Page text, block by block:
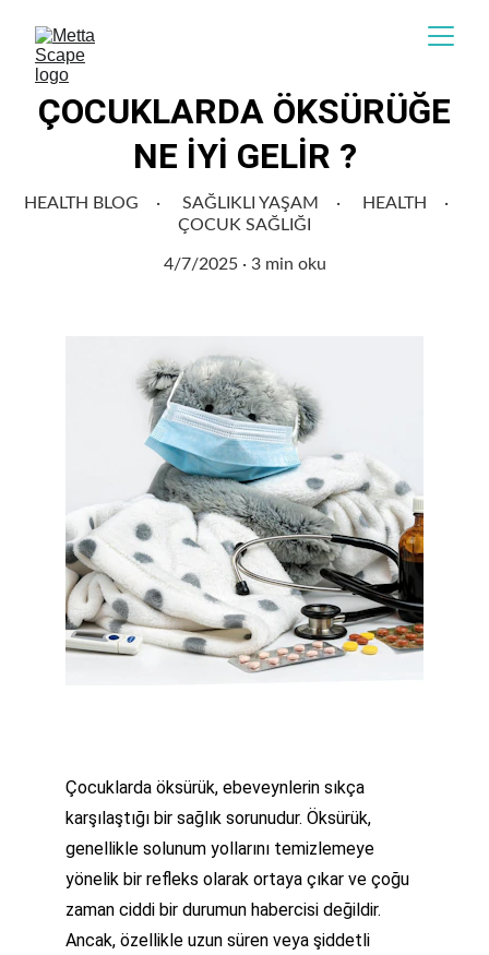
ÇOCUKLARDA ÖKSÜRÜĞE
NE İYİ GELİR ?
HEALTH BLOG SAĞLIKLI YAŞAM
HEALTH
ÇOCUK SAĞLIĞI
4/7/2025 3 min oku
Çocuklarda öksürük, ebeveynlerin sıkça
karşılaştığı bir sağlık sorunudur. Öksürük,
genellikle solunum yollarını temizlemeye
yönelik bir refleks olarak ortaya çıkar ve çoğu
zaman ciddi bir durumun habercisi değildir.
Ancak, özellikle uzun süren veya şiddetli